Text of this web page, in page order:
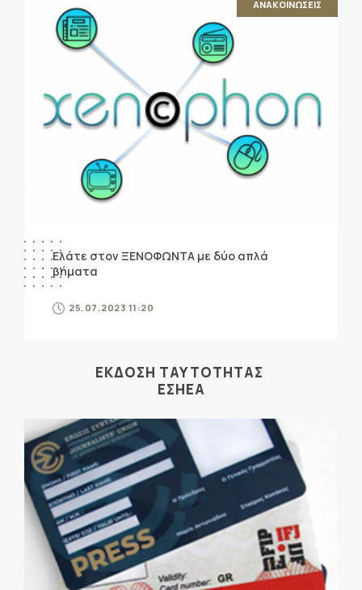
ΑΝΑΚΟΙΝΩΣΕΙΣ
Ελάτε στον ΞΕΝΟΦΩΝΤΑ με δύο απλά
βήματα
25.07.2023 11:20
ΕΚΔΟΣΗ ΤΑΥΤΟΤΗΤΑΣ
ΕΣΗΕΑ